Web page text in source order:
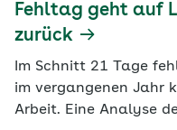
Fehltag geht auf
zurück
Im Schnitt 21 Tage
im vergangenen Jahr
Arbeit. Eine Analyse